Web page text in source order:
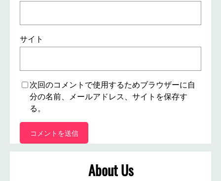
サイト
次回のコメントで使用するためブラウザーに自
分の名前、メールアドレス、サイトを保存す
る。
About Us